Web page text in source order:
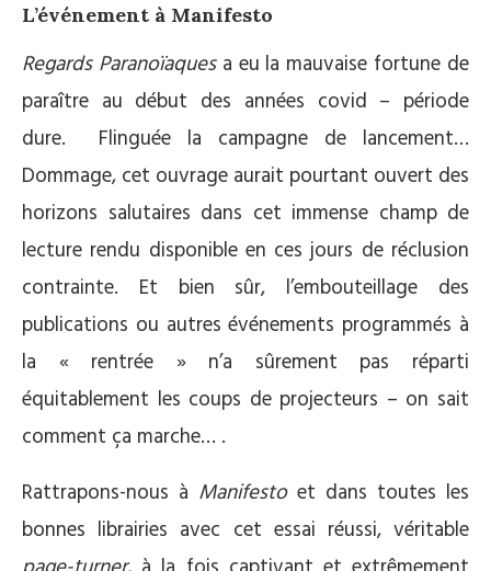
L’événement à Manifesto
Regards Paranoïaquesa eu la mauvaise fortune de
paraître au début des années covid – période
dure. Flinguée la campagne de lancement…
Dommage, cet ouvrage aurait pourtant ouvert des
horizons salutaires dans cet immense champ de
lecture rendu disponible en ces jours de réclusion
contrainte. Et bien sûr, l’embouteillage des
publications ou autres événements programmés à
la « rentrée » n’a sûrement pas réparti
équitablement les coups de projecteurs – on sait
comment ça marche… .
Rattrapons-nous à Manifestoet dans toutes les
bonnes librairies avec cet essai réussi, véritable